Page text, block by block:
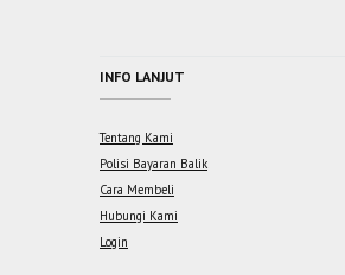
INFO LANJUT
Tentang Kami
Polisi Bayaran Balik
Cara Membeli
Hubungi Kami
Login